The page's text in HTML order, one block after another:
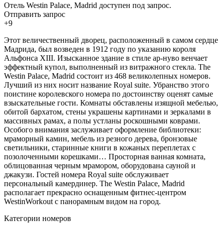
Отель Westin Palace, Madrid доступен под запрос.
Отправить запрос
+9
Этот величественный дворец, расположенный в самом сердце
Мадрида, был возведен в 1912 году по указанию короля
Альфонса XIII. Изысканное здание в стиле ар-нуво венчает
эффектный купол, выполненный из витражного стекла. The
Westin Palace, Madrid состоит из 468 великолепных номеров.
Лучший из них носит название Royal suite. Убранство этого
поистине королевского номера по достоинству оценят самые
взыскательные гости. Комнаты обставлены изящной мебелью,
обитой бархатом, стены украшены картинами и зеркалами в
массивных рамах, а полы устланы роскошными коврами.
Особого внимания заслуживает оформление библиотеки:
мраморный камин, мебель из резного дерева, бронзовые
светильники, старинные книги в кожаных переплетах с
позолоченными корешками… Просторная ванная комната,
облицованная черным мрамором, оборудована сауной и
джакузи. Гостей номера Royal suite обслуживает
персональный камердинер. The Westin Palace, Madrid
располагает прекрасно оснащенным фитнес-центром
WestinWorkout с панорамным видом на город.
Категории номеров